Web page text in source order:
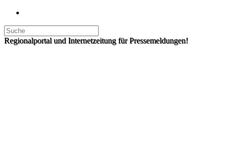
Regionalportal und Internetzeitung für Pressemeldungen!